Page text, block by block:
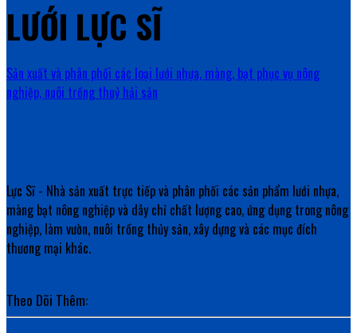
LƯỚI LỰC SĨ
Sản xuất và phân phối các loại lưới nhựa, màng, bạt phục vụ nông
nghiệp, nuôi trồng thuỷ hải sản
Lực Sĩ - Nhà sản xuất trực tiếp và phân phối các sản phẩm lưới nhựa,
màng bạt nông nghiệp và dây chỉ chất lượng cao, ứng dụng trong nông
nghiệp, làm vườn, nuôi trồng thủy sản, xây dựng và các mục đích
thương mại khác.
Theo Dõi Thêm: